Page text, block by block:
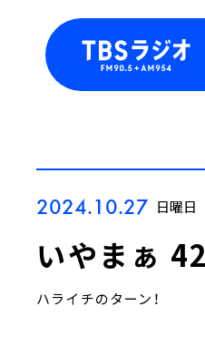
2024.10.27 日曜日
いやまぁ
ハライチのターン！